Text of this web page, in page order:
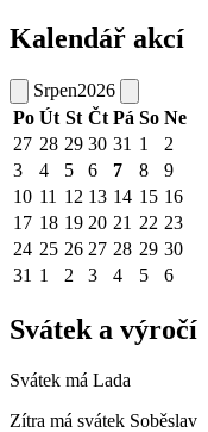
Kalendář akcí
Srpen2026
Po Út St Čt Pá So Ne
27 28 29 30 31 1
2
3
4 5 6 7 8
9
10 11 12 13 14 15 16
17 18 19 20 21 22 23
24 25 26 27 28 29 30
31 1 2 3 4 5 6
Svátek a výročí
Svátek má Lada
Zítra má svátek Soběslav